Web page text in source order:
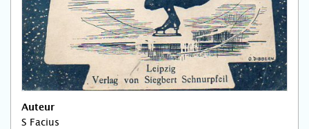
Auteur
S Facius